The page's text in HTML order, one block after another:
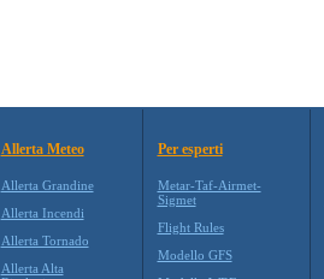
Allerta Meteo
Allerta Grandine
Allerta Incendi
Allerta Tornado
Allerta Alta
Per esperti
Metar-Taf-Airmet-
Sigmet
Flight Rules
Modello GFS